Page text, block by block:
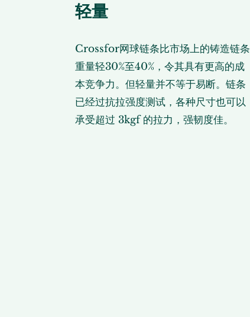
轻量
Crossfor网球链条比市场上的铸造链条
重量轻30%至40%，令其具有更高的成
本竞争力。但轻量并不等于易断。链条
已经过抗拉强度测试，各种尺寸也可以
承受超过 3kgf 的拉力，强韧度佳。